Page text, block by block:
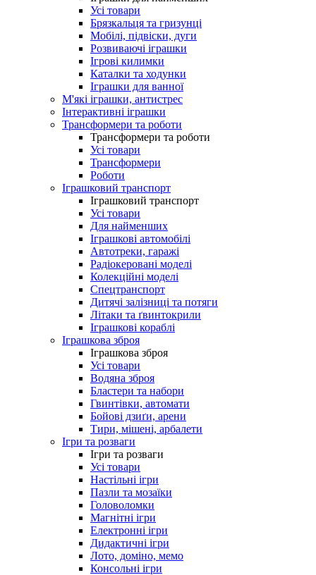
Усі товари
Брязкальця та гризунці
Мобілі, підвіски, дуги
Розвиваючі іграшки
Ігрові килимки
Каталки та ходунки
Іграшки для ванної
М'які іграшки, антистрес
Інтерактивні іграшки
Трансформери та роботи
Трансформери та роботи
Усі товари
Трансформери
Роботи
Іграшковий транспорт
Іграшковий транспорт
Усі товари
Для найменших
Іграшкові автомобілі
Автотреки, гаражі
Радіокеровані моделі
Колекційні моделі
Спецтранспорт
Дитячі залізниці та потяги
Літаки та ґвинтокрили
Іграшкові кораблі
Іграшкова зброя
Іграшкова зброя
Усі товари
Водяна зброя
Бластери та набори
Гвинтівки, автомати
Бойові дзиґи, арени
Тири, мішені, арбалети
Ігри та розваги
Ігри та розваги
Усі товари
Настільні ігри
Пазли та мозаїки
Головоломки
Магнітні ігри
Електронні ігри
Дидактичні ігри
Лото, доміно, мемо
Консольні ігри